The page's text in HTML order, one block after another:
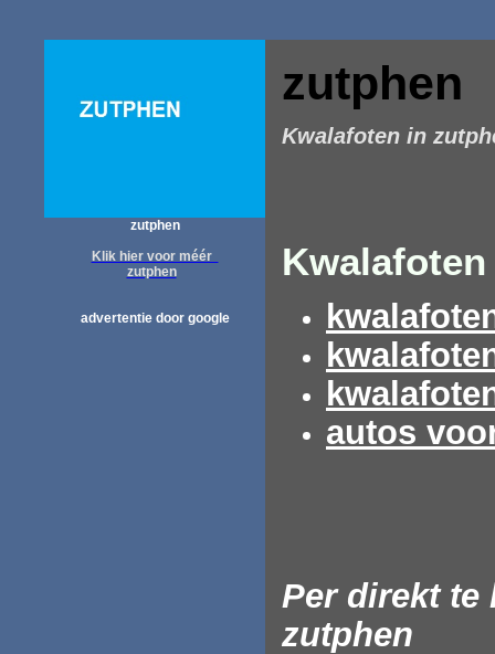
zutphen
Klik hier voor méér
zutphen
advertentie door google
zutphen
Kwalafoten in
autos
Per direkt te
zutphen